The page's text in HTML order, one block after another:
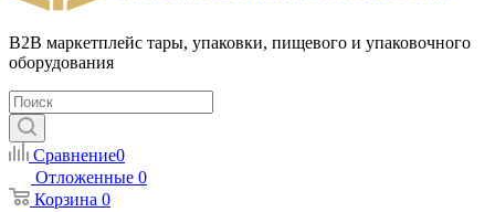
B2B маркетплейс тары, упаковки, пищевого и упаковочного
оборудования
Сравнение0
Отложенные 0
Корзина 0